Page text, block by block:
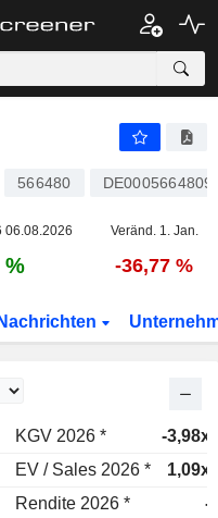
566480 DE0005664809
06.08.2026 Veränd. 1. Jan.
% -36,77 %
Nachrichten
KGV 2026 *
-3,98x
EV / Sales 2026 *
1,09x
Rendite 2026 * -